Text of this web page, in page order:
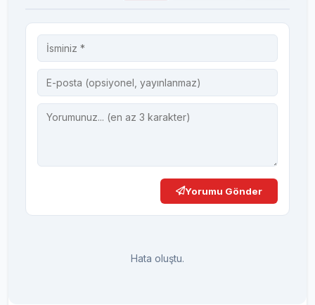
Yorumu Gönder
Hata oluştu.